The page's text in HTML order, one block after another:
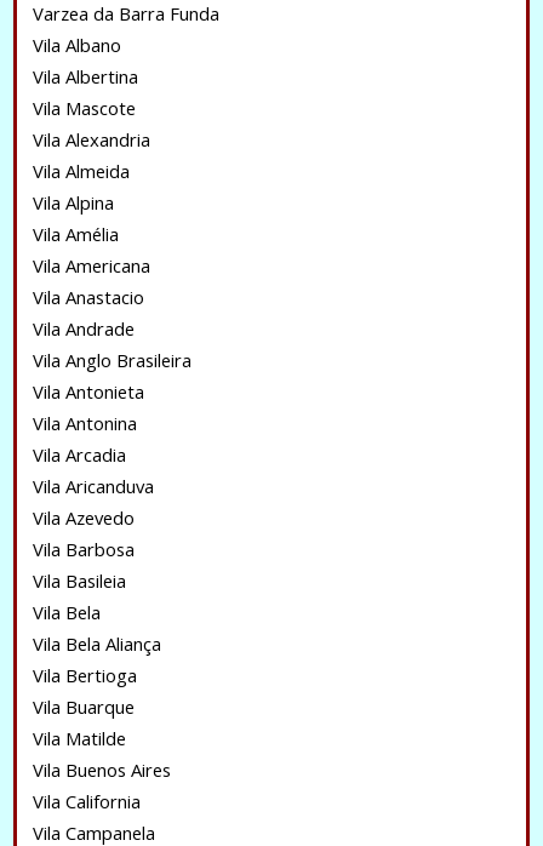
Varzea da Barra Funda
Vila Albano
Vila Albertina
Vila Mascote
Vila Alexandria
Vila Almeida
Vila Alpina
Vila Amélia
Vila Americana
Vila Anastacio
Vila Andrade
Vila Anglo Brasileira
Vila Antonieta
Vila Antonina
Vila Arcadia
Vila Aricanduva
Vila Azevedo
Vila Barbosa
Vila Basileia
Vila Bela
Vila Bela Aliança
Vila Bertioga
Vila Buarque
Vila Matilde
Vila Buenos Aires
Vila California
Vila Campanela